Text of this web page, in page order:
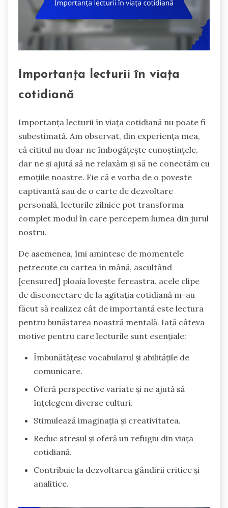
Importanța lecturii în viața
cotidiană
Importanța lecturii în viața cotidiană nu poate fi
subestimată. Am observat, din experiența mea,
că cititul nu doar ne îmbogățește cunoștințele,
dar ne și ajută să ne relaxăm și să ne conectăm cu
emoțiile noastre. Fie că e vorba de o poveste
captivantă sau de o carte de dezvoltare
personală, lecturile zilnice pot transforma
complet modul în care percepem lumea din jurul
nostru.
De asemenea, îmi amintesc de momentele
petrecute cu cartea în mână, ascultând
[censured] ploaia lovește fereastra. acele clipe
de disconectare de la agitația cotidiană m-au
făcut să realizez cât de importantă este lectura
pentru bunăstarea noastră mentală. Iată câteva
motive pentru care lecturile sunt esențiale:
Îmbunătățesc vocabularul și abilitățile de
comunicare.
Oferă perspective variate și ne ajută să
înțelegem diverse culturi.
Stimulează imaginația și creativitatea.
Reduc stresul și oferă un refugiu din viața
cotidiană.
Contribuie la dezvoltarea gândirii critice și
analitice.